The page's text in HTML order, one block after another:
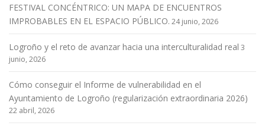
FESTIVAL CONCÉNTRICO: UN MAPA DE ENCUENTROS
IMPROBABLES EN EL ESPACIO PÚBLICO. 24 junio, 2026
Logroño y el reto de avanzar hacia una interculturalidad real 3
junio, 2026
Cómo conseguir el Informe de vulnerabilidad en el
Ayuntamiento de Logroño (regularización extraordinaria 2026)
22 abril, 2026